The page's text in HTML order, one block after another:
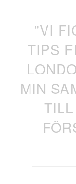
”VI
TIPS
MIN